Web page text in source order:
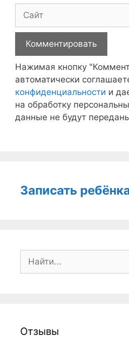
Нажимая кнопку
автоматически
конфиденциальности и
на обработку
данные не будут
Записать
Поиск:
Отзывы